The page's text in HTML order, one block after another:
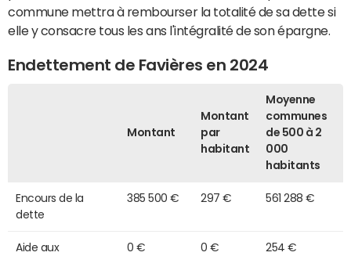
commune mettra à rembourser la totalité de sa dette si
elle y consacre tous les ans l'intégralité de son épargne.
Endettement de Favières en 2024
Montant
Montant
par
habitant
Moyenne
communes
de 500 à 2
000
habitants
Encours de la
dette
385 500 € 297 € 561 288 €
Aide aux
0 € 0 € 254 €